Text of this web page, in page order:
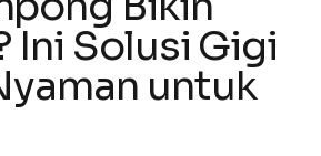
Ini Solusi Gigi
untuk